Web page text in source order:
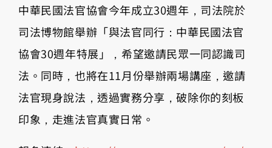
中華民國法官協會今年成立30週年，司法院於
司法博物館舉辦「與法官同行：中華民國法官
協會30週年特展」，希望邀請民眾一同認識司
法。同時，也將在11月份舉辦兩場講座，邀請
法官現身說法，透過實務分享，破除你的刻板
印象，走進法官真實日常。